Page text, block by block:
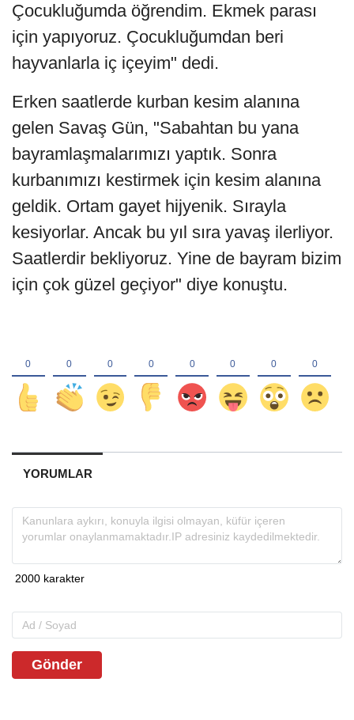
Çocukluğumda öğrendim. Ekmek parası
için yapıyoruz. Çocukluğumdan beri
hayvanlarla iç içeyim" dedi.
Erken saatlerde kurban kesim alanına
gelen Savaş Gün, "Sabahtan bu yana
bayramlaşmalarımızı yaptık. Sonra
kurbanımızı kestirmek için kesim alanına
geldik. Ortam gayet hijyenik. Sırayla
kesiyorlar. Ancak bu yıl sıra yavaş ilerliyor.
Saatlerdir bekliyoruz. Yine de bayram bizim
için çok güzel geçiyor" diye konuştu.
YORUMLAR
Gönder